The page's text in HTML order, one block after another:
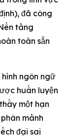
đã công
tảng
toàn sẵn
ngôn ngữ
huấn luyện
một hạn
mảnh
đại sai